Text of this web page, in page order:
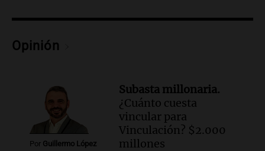
Episodios
Audio.
Tucumán: destruyeron 433 luminarias
Episodios
Audio.
Una mujer murió cuando
esperaba cobrar su jubilación en un
banco de San Luis
Opinión
Por Guillermo López
Subasta millonaria.
¿Cuánto cuesta
vincular para
Vinculación? $2.000
millones